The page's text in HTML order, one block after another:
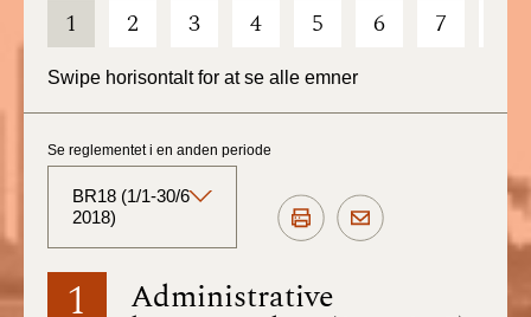
1 2 3 4 5 6 7
Swipe horisontalt for at se alle emner
1 Administrative
Se reglementet i en anden periode
BR18 (1/1-30/6
2018)
BR18 (Aktuelt)